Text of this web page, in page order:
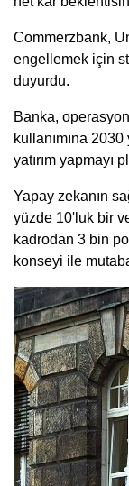
Commerzbank,
engellemek için
duyurdu.
Banka,
kullanımına
yatırım yapmayı
Yapay zekanın
yüzde 10'luk bir
kadrodan 3 bin
konseyi ile